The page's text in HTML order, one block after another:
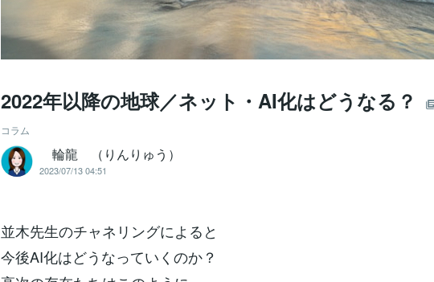
2022年以降の地球／ネット・AI化はどうなる？
コラム
輪龍 （りんりゅう）
2023/07/13 04:51
並木先生のチャネリングによると
今後AI化はどうなっていくのか？